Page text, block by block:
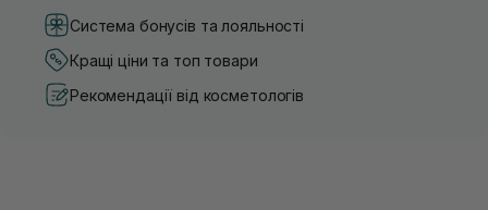
Система бонусів та лояльності
Кращі ціни та топ товари
Рекомендації від косметологів